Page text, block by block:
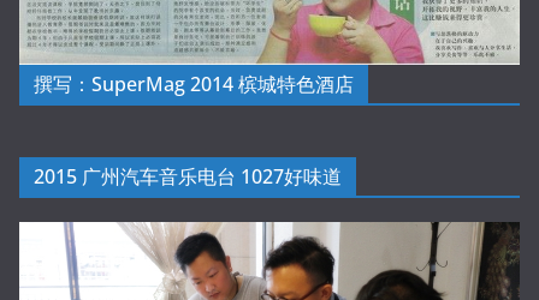
撰写：SuperMag 2014 槟城特色酒店
2015 广州汽车音乐电台 1027好味道